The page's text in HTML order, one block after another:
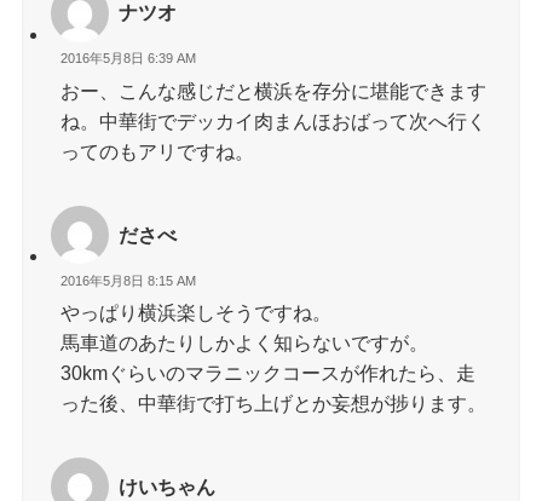
ナツオ
2016年5月8日 6:39 AM
おー、こんな感じだと横浜を存分に堪能できます
ね。中華街でデッカイ肉まんほおばって次へ行く
ってのもアリですね。
ださべ
2016年5月8日 8:15 AM
やっぱり横浜楽しそうですね。
馬車道のあたりしかよく知らないですが。
30kmぐらいのマラニックコースが作れたら、走
った後、中華街で打ち上げとか妄想が捗ります。
けいちゃん